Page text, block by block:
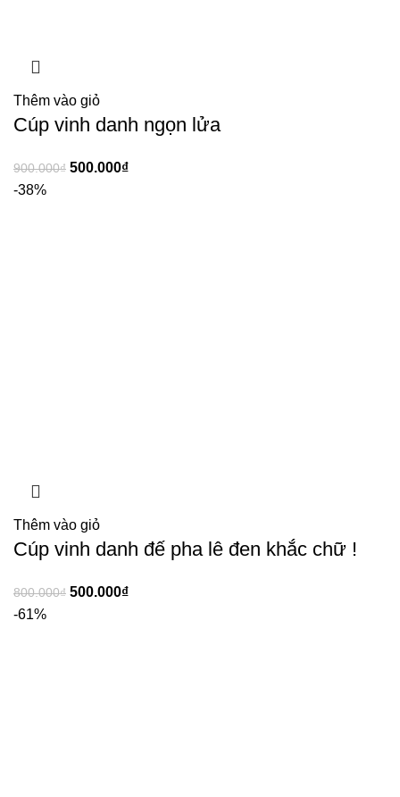
Thêm vào giỏ
Cúp vinh danh ngọn lửa
900.000₫ 500.000₫
-38%
Thêm vào giỏ
Cúp vinh danh đế pha lê đen khắc chữ !
800.000₫ 500.000₫
-61%